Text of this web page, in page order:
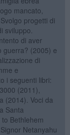
mancato,
progetti di
sviluppo.
di aver
guerra? (2005) e
di
e
i seguenti libri:
(2011),
(2014). Voci da
Santa
Bethlehem
Netanyahu